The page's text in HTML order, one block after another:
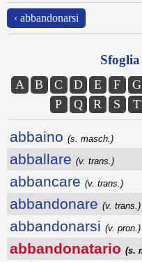
‹ abbandonarsi
A B C D E F G
P
Q R S T
abbaino (s. masch.)
abballare (v. trans.)
abbancare (v. trans.)
abbandonare (v. trans.)
abbandonarsi (v. pron.)
abbandonatario (s.